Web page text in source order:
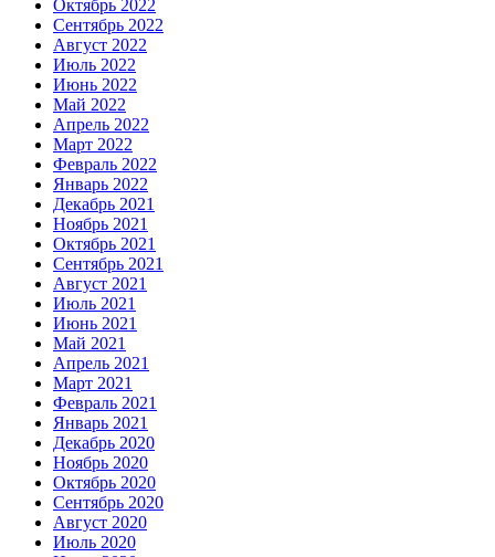
Октябрь 2022
Сентябрь 2022
Август 2022
Июль 2022
Июнь 2022
Май 2022
Апрель 2022
Март 2022
Февраль 2022
Январь 2022
Декабрь 2021
Ноябрь 2021
Октябрь 2021
Сентябрь 2021
Август 2021
Июль 2021
Июнь 2021
Май 2021
Апрель 2021
Март 2021
Февраль 2021
Январь 2021
Декабрь 2020
Ноябрь 2020
Октябрь 2020
Сентябрь 2020
Август 2020
Июль 2020